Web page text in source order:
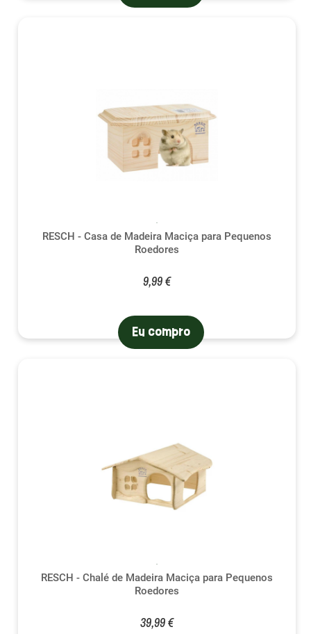
RESCH - Casa de Madeira Maciça para Pequenos
Roedores
9,99 €
Eu compro
RESCH - Chalé de Madeira Maciça para Pequenos
Roedores
39,99 €